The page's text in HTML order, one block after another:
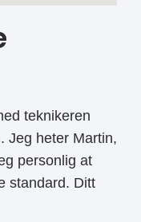
teknikeren
Jeg heter Martin,
personlig at
standard. Ditt